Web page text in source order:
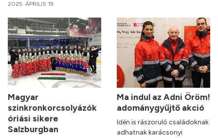
2025. ÁPRILIS 19.
Magyar
szinkronkorcsolyázók
óriási sikere
Salzburgban
Ma indul az Adni Öröm!
adománygyűjtő akció
Idén is rászoruló családoknak
adhatnak karácsonyi